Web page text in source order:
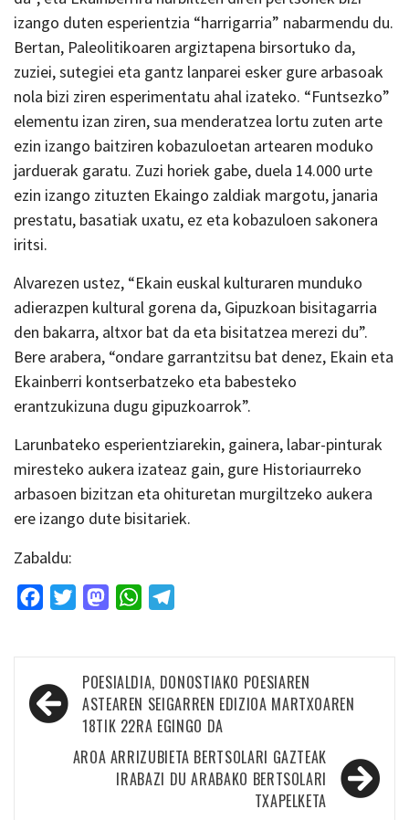
izango duten esperientzia “harrigarria” nabarmendu du.
Bertan, Paleolitikoaren argiztapena birsortuko da,
zuziei, sutegiei eta gantz lanparei esker gure arbasoak
nola bizi ziren esperimentatu ahal izateko. “Funtsezko”
elementu izan ziren, sua menderatzea lortu zuten arte
ezin izango baitziren kobazuloetan artearen moduko
jarduerak garatu. Zuzi horiek gabe, duela 14.000 urte
ezin izango zituzten Ekaingo zaldiak margotu, janaria
prestatu, basatiak uxatu, ez eta kobazuloen sakonera
iritsi.
Alvarezen ustez, “Ekain euskal kulturaren munduko
adierazpen kultural gorena da, Gipuzkoan bisitagarria
den bakarra, altxor bat da eta bisitatzea merezi du”.
Bere arabera, “ondare garrantzitsu bat denez, Ekain eta
Ekainberri kontserbatzeko eta babesteko
erantzukizuna dugu gipuzkoarrok”.
Larunbateko esperientziarekin, gainera, labar-pinturak
miresteko aukera izateaz gain, gure Historiaurreko
arbasoen bizitzan eta ohituretan murgiltzeko aukera
ere izango dute bisitariek.
Zabaldu:
FacebookTwitterMastodonWhatsApp
Bidalketetan
zehar
nabigatu
POESIALDIA, DONOSTIAKO POESIAREN
ASTEAREN SEIGARREN EDIZIOA MARTXOAREN
18TIK 22RA EGINGO DA
AROA ARRIZUBIETA BERTSOLARI GAZTEAK
IRABAZI DU ARABAKO BERTSOLARI
TXAPELKETA